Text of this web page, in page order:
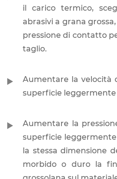
il carico termico,
abrasivi a grana
pressione di contatto
taglio.
Aumentare la velocità
superficie
Aumentare la
superficie
la stessa dimensione
morbido o duro la